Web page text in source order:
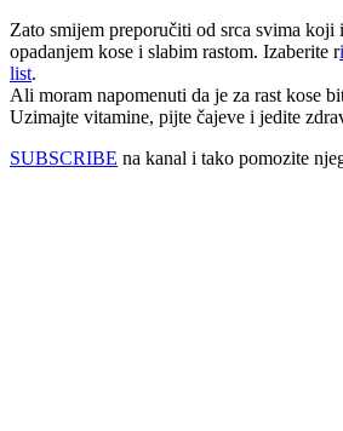
Zato smijem preporučiti od srca svima koji
opadanjem kose i slabim rastom. Izaberite r
list.
Ali moram napomenuti da je za rast kose
Uzimajte vitamine, pijte čajeve i jedite
SUBSCRIBE na kanal i tako pomozite